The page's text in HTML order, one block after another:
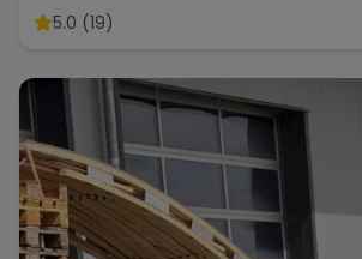
Ultimativer V12-Supersportler
5.0 (19)